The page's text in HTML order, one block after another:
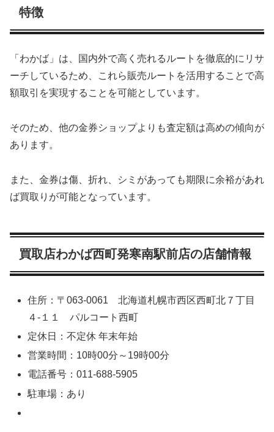
特徴
「わかば」は、国内外で高く売れるルートを徹底的にリサ
ーチしているため、これら販売ルートを活用することで高
額取引を実現することを可能としています。
そのため、他の金券ショップよりも査定額は高めの傾向が
あります。
また、金券は傷、折れ、シミがあっても期限に余裕があれ
ば買取りが可能となっています。
買取店わかば西町発寒南駅前店の店舗情報
住所：〒063-0061 北海道札幌市西区西町北７丁目
４-１１ パルコート西町
定休日：不定休 年末年始
営業時間：10時00分～19時00分
電話番号：011-688-5905
駐車場：あり